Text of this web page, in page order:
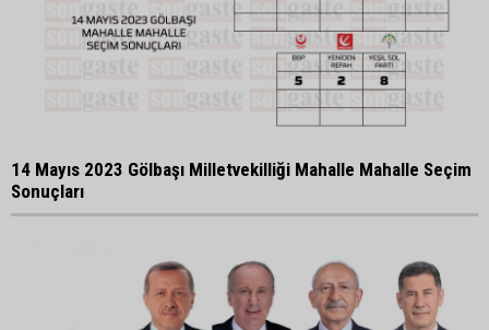
14 Mayıs 2023 Gölbaşı Milletvekilliği Mahalle Mahalle Seçim
Sonuçları